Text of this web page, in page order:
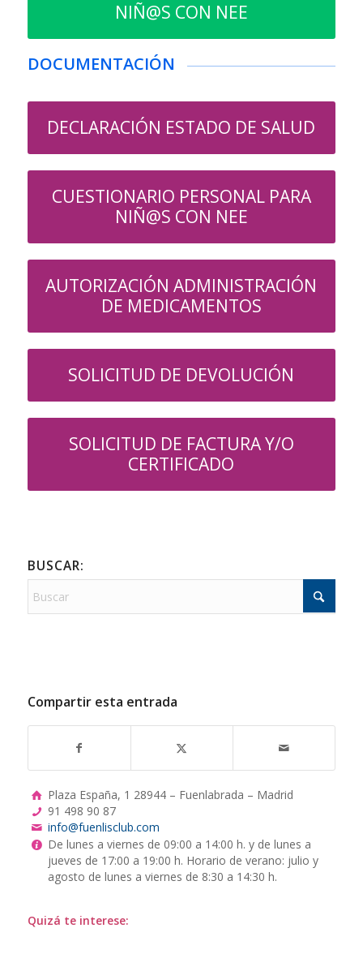
NIÑ@S CON NEE
DOCUMENTACIÓN
DECLARACIÓN ESTADO DE SALUD
CUESTIONARIO PERSONAL PARA
NIÑ@S CON NEE
AUTORIZACIÓN ADMINISTRACIÓN
DE MEDICAMENTOS
SOLICITUD DE DEVOLUCIÓN
SOLICITUD DE FACTURA Y/O
CERTIFICADO
BUSCAR:
Compartir esta entrada
Plaza España, 1 28944 – Fuenlabrada – Madrid
91 498 90 87
info@fuenlisclub.com
De lunes a viernes de 09:00 a 14:00 h. y de lunes a
jueves de 17:00 a 19:00 h. Horario de verano: julio y
agosto de lunes a viernes de 8:30 a 14:30 h.
Quizá te interese: